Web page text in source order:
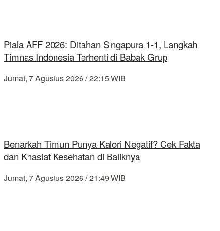
Piala AFF 2026: Ditahan Singapura 1-1, Langkah
Timnas Indonesia Terhenti di Babak Grup
Jumat, 7 Agustus 2026 / 22:15 WIB
Benarkah Timun Punya Kalori Negatif? Cek Fakta
dan Khasiat Kesehatan di Baliknya
Jumat, 7 Agustus 2026 / 21:49 WIB